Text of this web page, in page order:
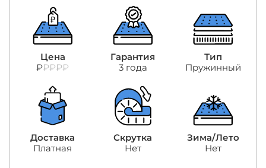
Цена
₽₽₽₽₽
Гарантия
3 года
Тип
Пружинный
Доставка
Платная
Скрутка
Нет
Зима/Лето
Нет